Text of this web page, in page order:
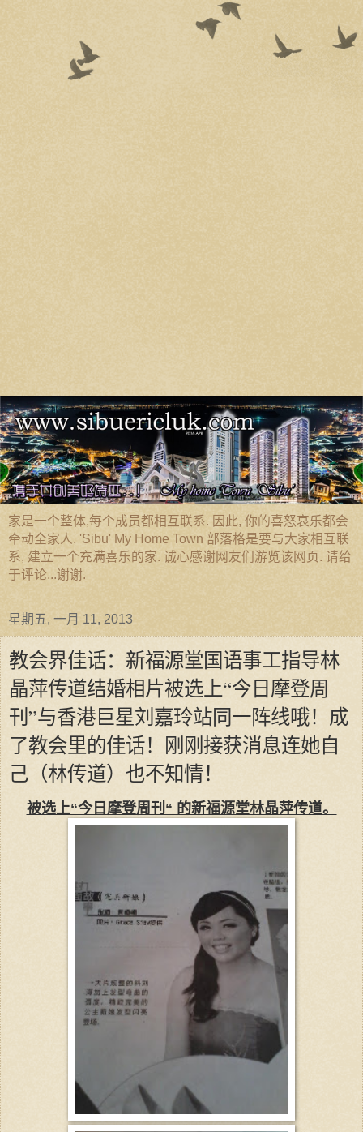
家是一个整体,每个成员都相互联系. 因此, 你的喜怒哀乐都会
牵动全家人. 'Sibu' My Home Town 部落格是要与大家相互联
系, 建立一个充满喜乐的家. 诚心感谢网友们游览该网页. 请给
于评论...谢谢.
星期五, 一月 11, 2013
教会界佳话：新福源堂国语事工指导林
晶萍传道结婚相片被选上“今日摩登周
刊”与香港巨星刘嘉玲站同一阵线哦！成
了教会里的佳话！刚刚接获消息连她自
己（林传道）也不知情！
被选上“今日摩登周刊“ 的新福源堂林晶萍传道。